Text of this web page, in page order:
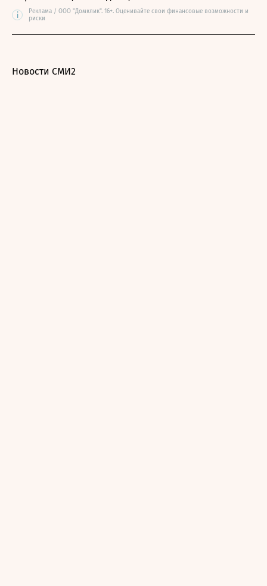
i
Реклама / ООО "Домклик". 16+. Оценивайте свои финансовые возможности и
риски
Новости СМИ2